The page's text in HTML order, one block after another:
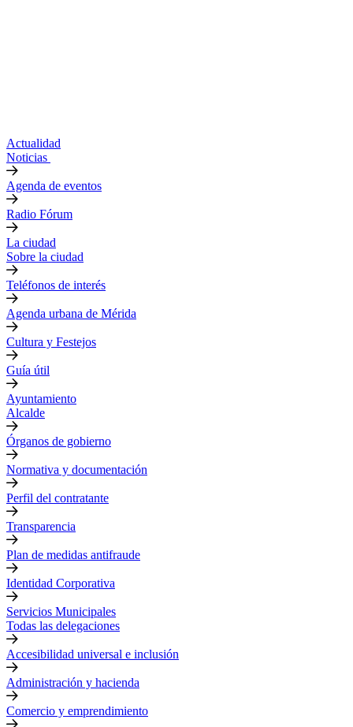
Actualidad
Noticias
Agenda de eventos
Radio Fórum
La ciudad
Sobre la ciudad
Teléfonos de interés
Agenda urbana de Mérida
Cultura y Festejos
Guía útil
Ayuntamiento
Alcalde
Órganos de gobierno
Normativa y documentación
Perfil del contratante
Transparencia
Plan de medidas antifraude
Identidad Corporativa
Servicios Municipales
Todas las delegaciones
Accesibilidad universal e inclusión
Administración y hacienda
Comercio y emprendimiento